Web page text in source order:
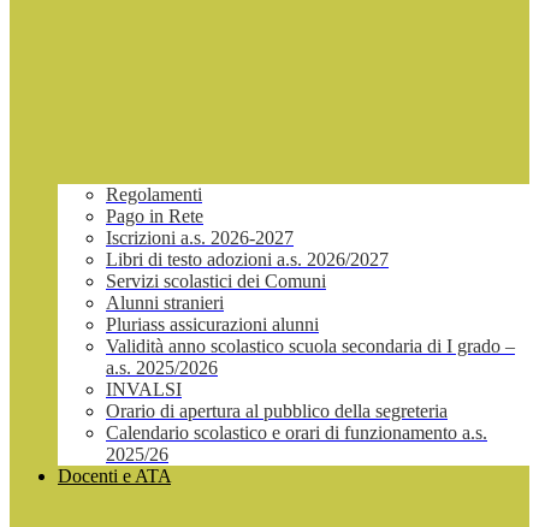
Regolamenti
Pago in Rete
Iscrizioni a.s. 2026-2027
Libri di testo adozioni a.s. 2026/2027
Servizi scolastici dei Comuni
Alunni stranieri
Pluriass assicurazioni alunni
Validità anno scolastico scuola secondaria di I grado –
a.s. 2025/2026
INVALSI
Orario di apertura al pubblico della segreteria
Calendario scolastico e orari di funzionamento a.s.
2025/26
Docenti e ATA